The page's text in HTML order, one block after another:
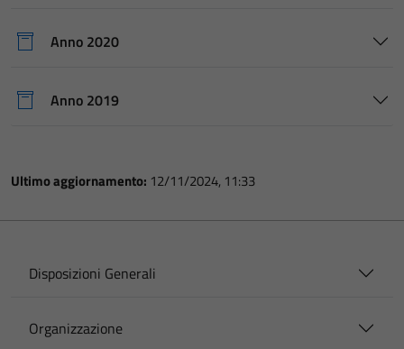
Anno 2020
Anno 2019
Ultimo aggiornamento: 12/11/2024, 11:33
Disposizioni Generali
Organizzazione